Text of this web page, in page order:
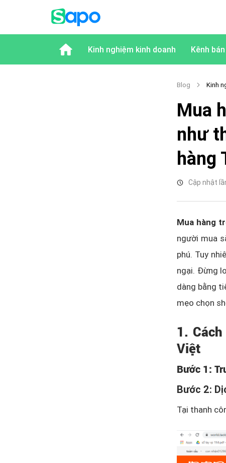
Kinh nghiệm kinh doanh Kênh
Blog Kinh
Mua
như
hàng
Cập nhật
Mua hàng
người mua
phú. Tuy
ngại. Đừng
dàng bằng
mẹo chọn
1.
Việt
Bước 1:
Bước 2:
Tại thanh